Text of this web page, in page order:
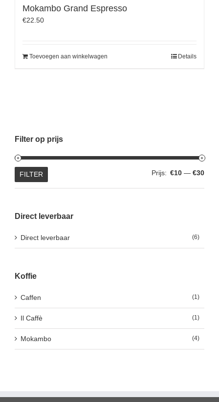
Mokambo Grand Espresso
€22.50
Toevoegen aan winkelwagen Details
Filter op prijs
Min.
Max.
FILTER Prijs: €10 — €30
Direct leverbaar
Direct leverbaar (6)
Koffie
Caffen (1)
Il Caffè (1)
Mokambo (4)